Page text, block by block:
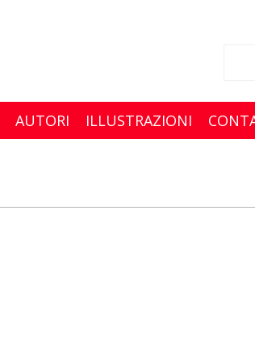
AUTORI ILLUSTRAZIONI